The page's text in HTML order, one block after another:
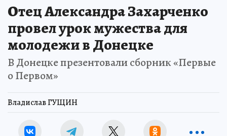
Отец Александра Захарченко
провел урок мужества для
молодежи в Донецке
В Донецке презентовали сборник «Первые
о Первом»
Владислав ГУЩИН